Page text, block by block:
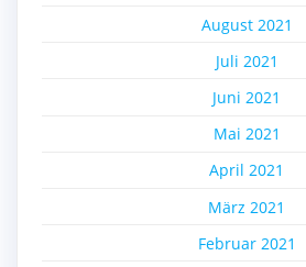
August 2021
Juli 2021
Juni 2021
Mai 2021
April 2021
März 2021
Februar 2021